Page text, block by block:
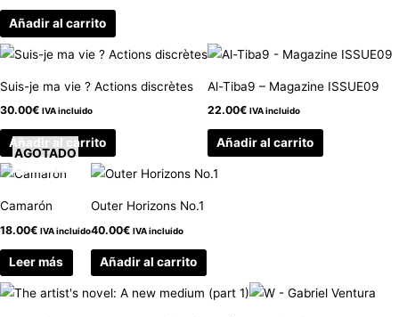
Añadir al carrito
Suis-je ma vie ? Actions discrètes
30.00€ IVA incluido
Añadir al carrito
Al-Tiba9 – Magazine ISSUE09
22.00€ IVA incluido
Añadir al carrito
AGOTADO
Camarón
18.00€ IVA incluido
Leer más
Outer Horizons No.1
40.00€ IVA incluido
Añadir al carrito